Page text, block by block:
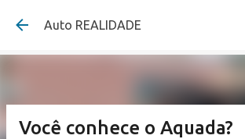
Pular para o conteúdo
Auto REALIDADE
Você conhece o Aquada?